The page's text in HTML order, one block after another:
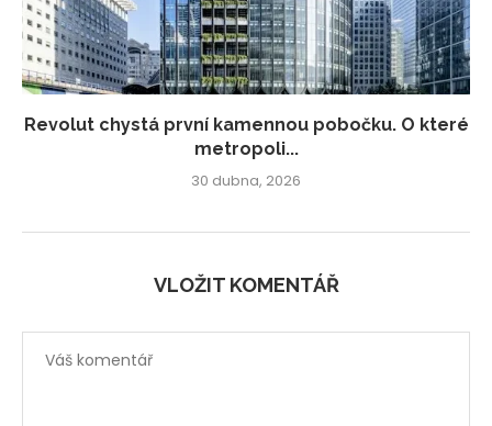
Revolut chystá první kamennou pobočku. O které
metropoli...
30 dubna, 2026
VLOŽIT KOMENTÁŘ